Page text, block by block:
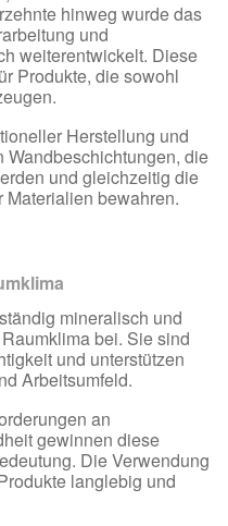
hinweg wurde das
und
weiterentwickelt. Diese
Produkte, die sowohl
Herstellung und
Wandbeschichtungen, die
und gleichzeitig die
bewahren.
mineralisch und
bei. Sie sind
und unterstützen
Arbeitsumfeld.
an
gewinnen diese
Die Verwendung
langlebig und